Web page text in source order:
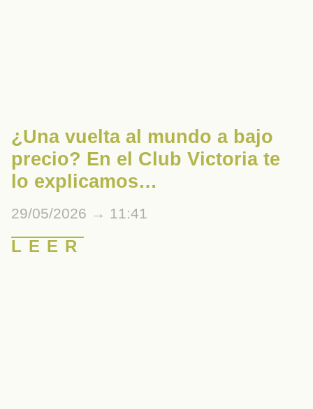
¿Una vuelta al mundo a bajo
precio? En el Club Victoria te
lo explicamos…
29/05/2026 11:41
LEER